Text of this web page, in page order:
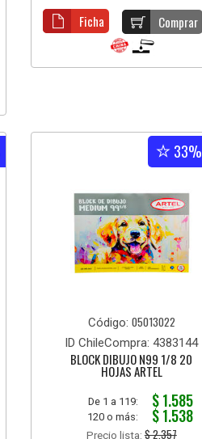
Comprar
Ficha
33%
Código: 05013022
ID ChileCompra: 4383144
BLOCK DIBUJO N99 1/8 20
HOJAS ARTEL
De 1 a 119: $ 1.585
120 o más: $ 1.538
Precio lista:$ 2.357